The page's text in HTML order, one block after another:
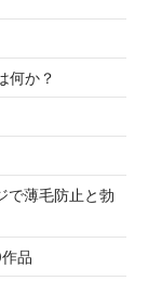
何か？
で薄毛防止と勃
品